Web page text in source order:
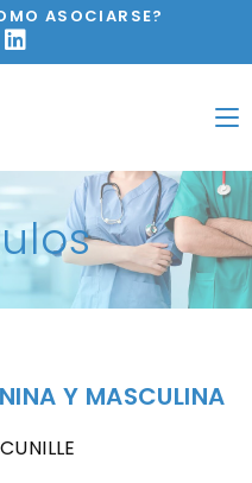
ASOCIARSE?
Y MASCULINA